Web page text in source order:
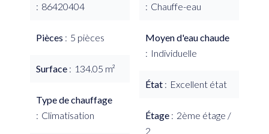
86420404
Pièces 5 pièces
Surface 134.05 m²
Type de chauffage
Climatisation
Chauffe-eau
Moyen d'eau chaude
Individuelle
État Excellent état
Étage
2ème étage /
2